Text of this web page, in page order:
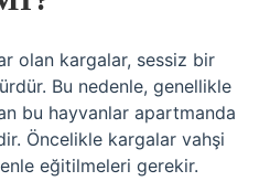
olan kargalar, sessiz bir
Bu nedenle, genellikle
bu hayvanlar apartmanda
Öncelikle kargalar vahşi
eğitilmeleri gerekir.